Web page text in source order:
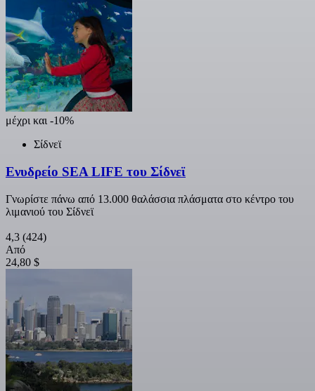
μέχρι και -10%
Σίδνεϊ
Ενυδρείο SEA LIFE του Σίδνεϊ
Γνωρίστε πάνω από 13.000 θαλάσσια πλάσματα στο κέντρο του
λιμανιού του Σίδνεϊ
4,3 (424)
Από
24,80 $